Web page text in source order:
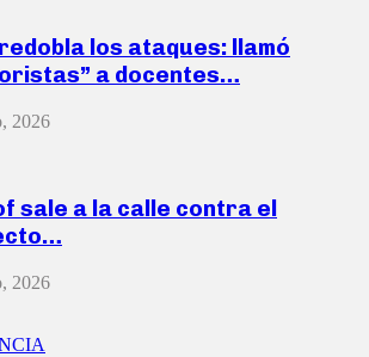
los ataques: llamó
a docentes…
2026
sale a la calle contra el
2026